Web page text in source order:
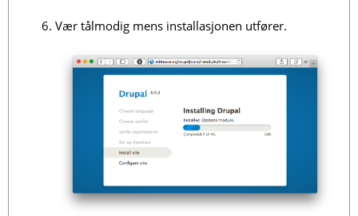
Vær tålmodig mens installasjonen utfører.